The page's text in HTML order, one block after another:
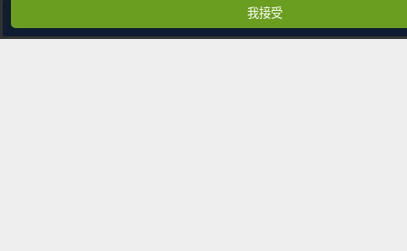
分享
我接受